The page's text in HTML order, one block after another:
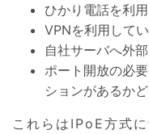
ひかり電話を利
VPNを利用して
自社サーバへ外
ポート開放の必
ションがあるか
これらはIPoE方式